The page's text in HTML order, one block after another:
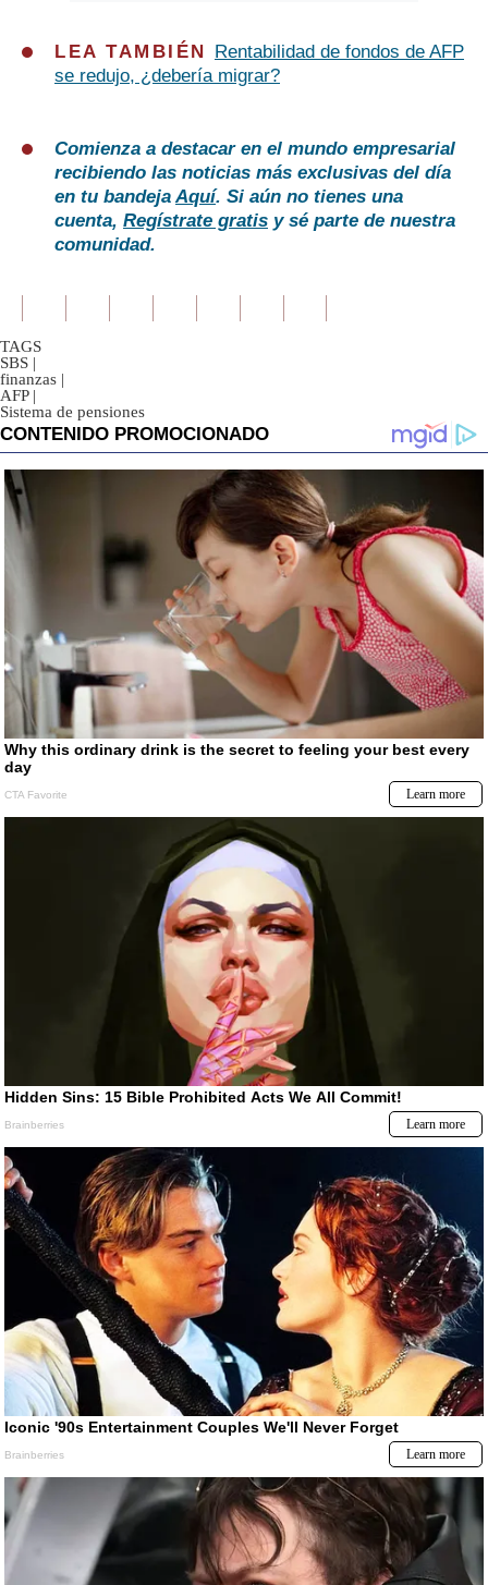
LEA TAMBIÉN
Rentabilidad de fondos de AFP
se redujo, ¿debería migrar?
Comienza a destacar en el mundo empresarial
recibiendo las noticias más exclusivas del día
en tu bandejaAquí. Si aún no tienes una
cuenta, Regístrate gratis y sé parte de nuestra
comunidad.
TAGS
SBS |
finanzas |
AFP |
Sistema de pensiones